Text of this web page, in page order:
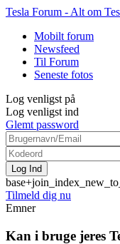
Tesla Forum - Alt om
Mobilt forum
Newsfeed
Til Forum
Seneste fotos
Log venligst på
Log venligst ind
Glemt password
Tilmeld dig nu
Emner
Kan i bruge jeres